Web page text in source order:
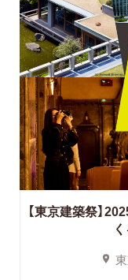
【東京建築祭】